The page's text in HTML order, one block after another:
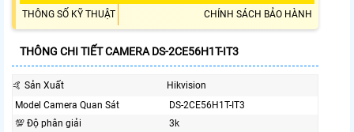
THÔNG SỐ KỸ THUẬT CHÍNH SÁCH BẢO HÀNH
THÔNG CHI TIẾT CAMERA DS-2CE56H1T-IT3
🤙 Sản Xuất
Hikvision
Model Camera Quan Sát
DS-2CE56H1T-IT3
💯 Độ phân giải
3k